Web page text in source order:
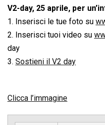
V2-day, 25 aprile, per
1. Inserisci le tue foto su
2. Inserisci tuoi video su
day
3. Sostieni il V2 day
Clicca l’immagine